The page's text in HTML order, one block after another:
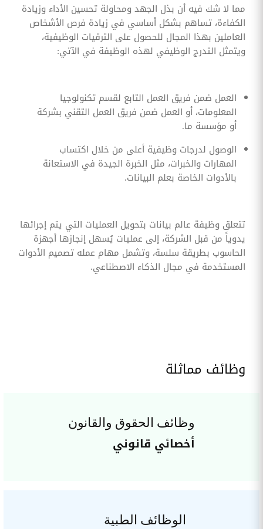
مما لا شك فيه أن بذل الجهد ومحاولة تحسين الأداء وزيادة
الكفاءة، تساهم بشكل أساسي في زيادة فرص الأشخاص
العاملين بهذا المجال للحصول على الترقيات الوظيفية،
ويتمثل التدرج الوظيفي لهذه الوظيفة في الآتي:
العمل ضمن فريق العمل التابع لقسم تكنولوجيا
المعلومات، أو العمل ضمن فريق العمل التقني بشركة
أو مؤسسة ما.
الوصول لدرجات وظيفية أعلى من خلال اكتساب
المهارات والخبرات، مثل الخبرة الجيدة في الاستعانة
بالأدوات الخاصة بعلم البيانات.
تتعلق وظيفة عالم بيانات بتحويل العمليات التي يتم إجرائها
يدوياً من قبل الشركة، إلى عمليات يُسهل إنجازها أجهزة
الحاسوب بطريقة سلسة، وتشمل مهام عمله تصميم الأدوات
المستخدمة في مجال الذكاء الاصطناعي.
وظائف مماثلة
وظائف الحقوق والقانون
أخصائي قانوني
الوظائف الطبية